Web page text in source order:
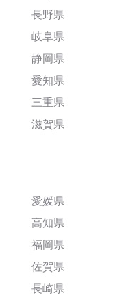
長野県
岐阜県
静岡県
愛知県
三重県
滋賀県
愛媛県
高知県
福岡県
佐賀県
長崎県